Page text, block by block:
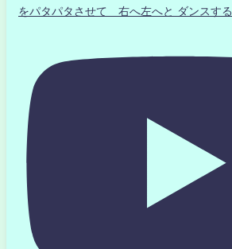
をパタパタさせて 右へ左へと ダンスする